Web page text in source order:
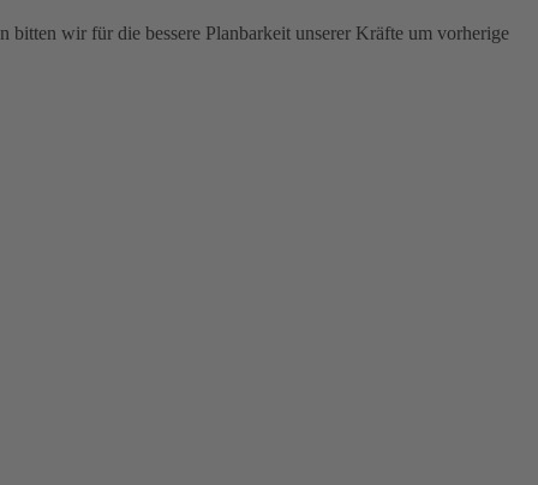
bitten wir für die bessere Planbarkeit unserer Kräfte um vorherige